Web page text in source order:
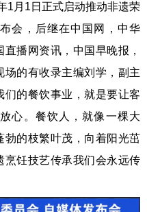
1月1日正式启动推动非遗荣
会，后继在中国网，中华
播网资讯，中国早晚报，
的有收录主编刘学，副主
的餐饮事业，就是要让客
心。餐饮人，就像一棵大
勃的枝繁叶茂，向着阳光茁
烹饪技艺传承我们会永远传